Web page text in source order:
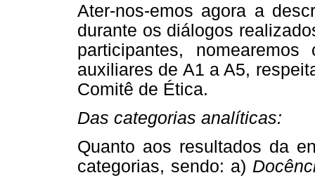
Ater-nos-emos agora a
durante os diálogos
participantes,
auxiliares de A1 a A5,
Comitê de Ética.
Das categorias analíticas:
Quanto aos resultados da
categorias, sendo: a)